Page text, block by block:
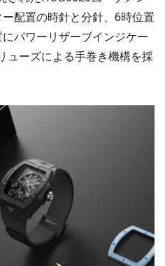
配置の時針と分針、6時位置
パワーリザーブインジケー
ューズによる手巻き機構を採